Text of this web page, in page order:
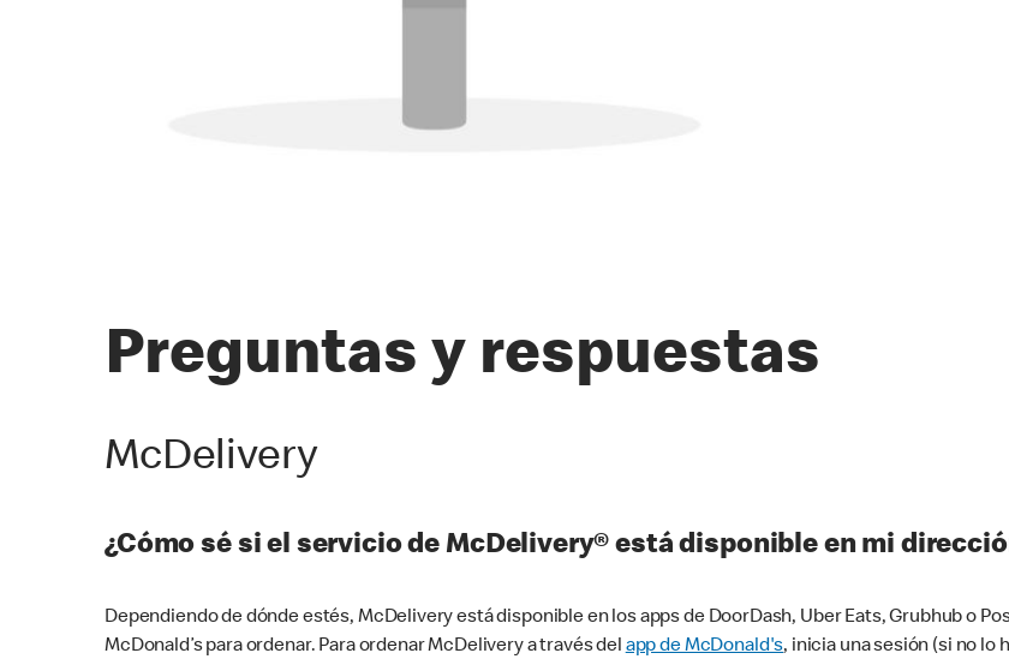
Preguntas y respuestas
McDelivery
¿Cómo sé si el servicio de McDelivery® está disponible en mi
Dependiendo de dónde estés, McDelivery está disponible en los apps de DoorDash, Uber Eats, Grubhub o
McDonald’s para ordenar. Para ordenar McDelivery a través del app de McDonald's, inicia una sesión (si no lo